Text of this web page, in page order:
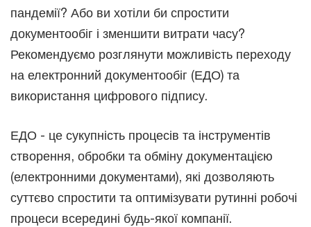
пандемії? Або ви хотіли би спростити
документообіг і зменшити витрати часу?
Рекомендуємо розглянути можливість переходу
на електронний документообіг (ЕДО) та
використання цифрового підпису.
ЕДО - це сукупність процесів та інструментів
створення, обробки та обміну документацією
(електронними документами), які дозволяють
суттєво спростити та оптимізувати рутинні робочі
процеси всередині будь-якої компанії.